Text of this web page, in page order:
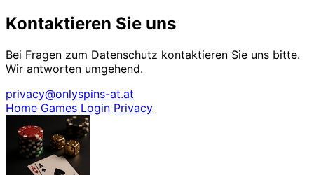
Kontaktieren Sie uns
Bei Fragen zum Datenschutz kontaktieren Sie uns bitte.
Wir antworten umgehend.
privacy@onlyspins-at.at
Home Games Login Privacy